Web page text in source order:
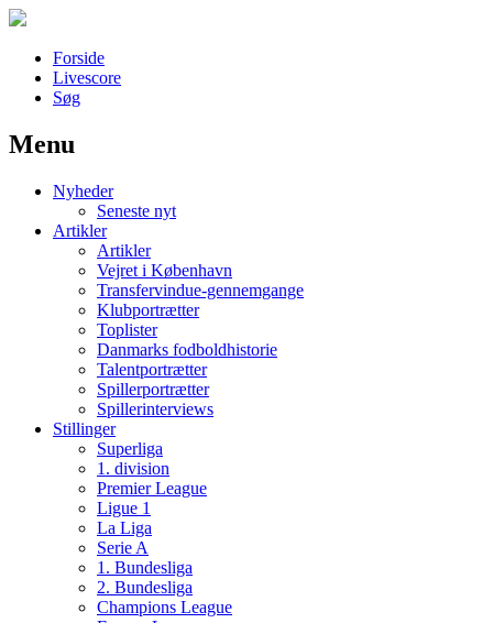
Forside
Livescore
Søg
Наши партнеры
лучшие займы
Menu
Nyheder
Seneste nyt
Artikler
Artikler
Vejret i København
Transfervindue-gennemgange
Klubportrætter
Toplister
Danmarks fodboldhistorie
Talentportrætter
Spillerportrætter
Spillerinterviews
Stillinger
Superliga
1. division
Premier League
Ligue 1
La Liga
Serie A
1. Bundesliga
2. Bundesliga
Champions League